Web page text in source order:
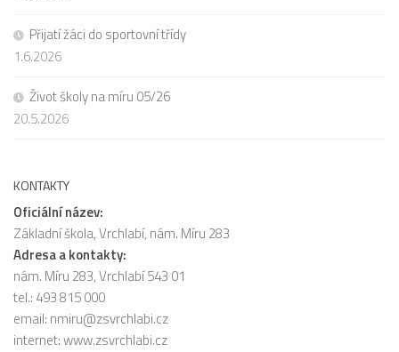
Přijatí žáci do sportovní třídy
1.6.2026
Život školy na míru 05/26
20.5.2026
KONTAKTY
Oficiální název:
Základní škola, Vrchlabí, nám. Míru 283
Adresa a kontakty:
nám. Míru 283, Vrchlabí 543 01
tel.: 493 815 000
email: nmiru@zsvrchlabi.cz
internet:www.zsvrchlabi.cz